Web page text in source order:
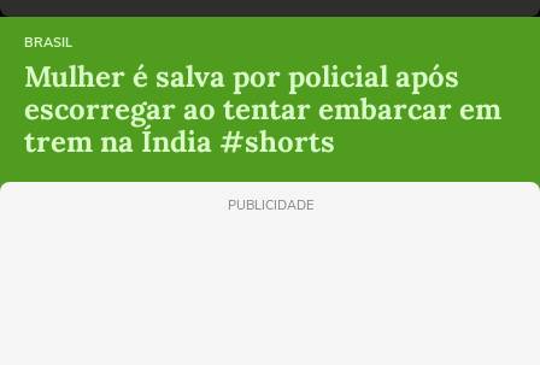
BRASIL
Mulher é salva por policial após
escorregar ao tentar embarcar em
trem na Índia #shorts
PUBLICIDADE